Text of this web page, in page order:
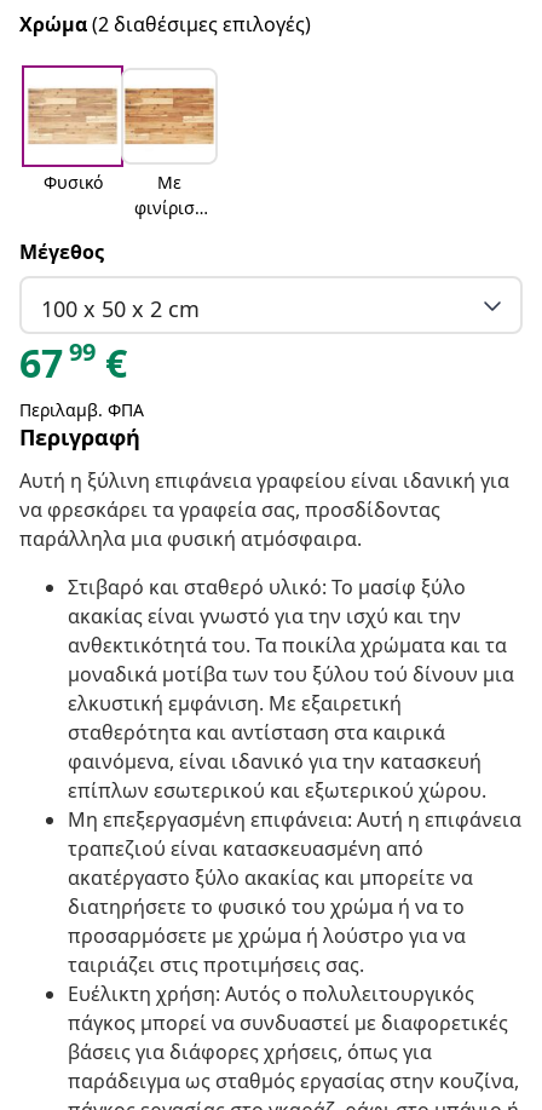
Χρώμα(2 διαθέσιμες επιλογές)
Φυσικό
Με
φινίρισμ
Μέγεθος
100 x 50 x 2 cm
6799 €
Περιλαμβ. ΦΠΑ
Περιγραφή
Αυτή η ξύλινη επιφάνεια γραφείου είναι ιδανική για
να φρεσκάρει τα γραφεία σας, προσδίδοντας
παράλληλα μια φυσική ατμόσφαιρα.
Στιβαρό και σταθερό υλικό: Το μασίφ ξύλο
ακακίας είναι γνωστό για την ισχύ και την
ανθεκτικότητά του. Τα ποικίλα χρώματα και τα
μοναδικά μοτίβα των του ξύλου τού δίνουν μια
ελκυστική εμφάνιση. Με εξαιρετική
σταθερότητα και αντίσταση στα καιρικά
φαινόμενα, είναι ιδανικό για την κατασκευή
επίπλων εσωτερικού και εξωτερικού χώρου.
Μη επεξεργασμένη επιφάνεια: Αυτή η επιφάνεια
τραπεζιού είναι κατασκευασμένη από
ακατέργαστο ξύλο ακακίας και μπορείτε να
διατηρήσετε το φυσικό του χρώμα ή να το
προσαρμόσετε με χρώμα ή λούστρο για να
ταιριάζει στις προτιμήσεις σας.
Ευέλικτη χρήση: Αυτός ο πολυλειτουργικός
πάγκος μπορεί να συνδυαστεί με διαφορετικές
βάσεις για διάφορες χρήσεις, όπως για
παράδειγμα ως σταθμός εργασίας στην κουζίνα,